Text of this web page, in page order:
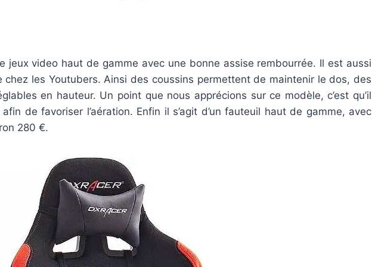
jeux video haut de gamme avec une bonne assise rembourrée. Il est aussi
chez les Youtubers. Ainsi des coussins permettent de maintenir le dos, des
en hauteur. Un point que nous apprécions sur ce modèle, c’est qu’il
de favoriser l’aération. Enfin il s’agit d’un fauteuil haut de gamme, avec
280 €.